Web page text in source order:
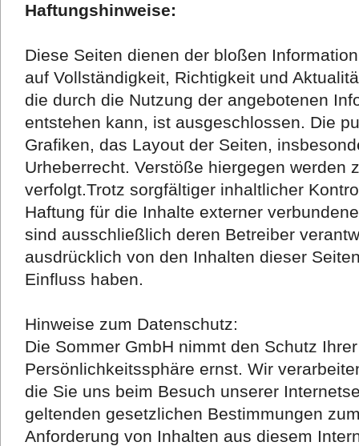
Haftungshinweise:
Diese Seiten dienen der bloßen
auf Vollständigkeit, Richtigkeit und
die durch die Nutzung der angebotenen
entstehen kann, ist ausgeschlossen. Die
Grafiken, das Layout der Seiten,
Urheberrecht. Verstöße hiergegen werden
verfolgt.Trotz sorgfältiger inhaltlicher
Haftung für die Inhalte externer
sind ausschließlich deren Betreiber
ausdrücklich von den Inhalten dieser
Einfluss haben.
Hinweise zum Datenschutz:
Die Sommer GmbH nimmt den Schutz
Persönlichkeitssphäre ernst. Wir
die Sie uns beim Besuch unserer
geltenden gesetzlichen Bestimmungen
Anforderung von Inhalten aus diesem